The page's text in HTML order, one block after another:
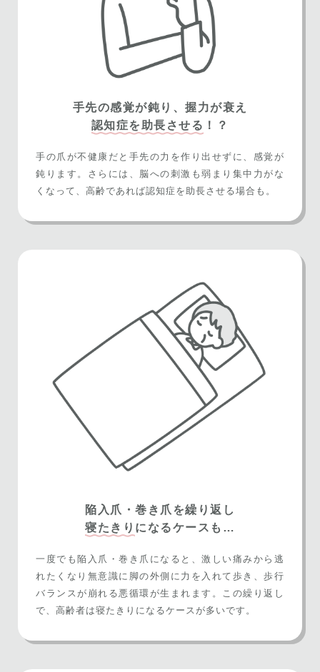
手先の感覚が鈍り、握力が衰え
認知症を助長させる ！？
手の爪が不健康だと手先の力を作り出せずに、感覚が
鈍ります。さらには、脳への刺激も弱まり集中力がな
くなって、高齢であれば認知症を助長させる場合も。
陥入爪・巻き爪を繰り返し
寝たきり になるケースも…
一度でも陥入爪・巻き爪になると、激しい痛みから逃
れたくなり無意識に脚の外側に力を入れて歩き、歩行
バランスが崩れる悪循環が生まれます。この繰り返し
で、高齢者は寝たきりになるケースが多いです。